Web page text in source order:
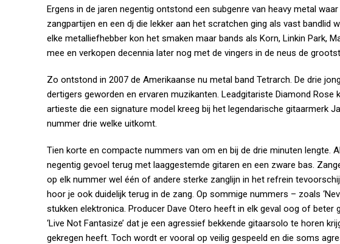
Ergens in de jaren negentig ontstond een subgenre van heavy metal
zangpartijen en een dj die lekker aan het scratchen ging als vast bandlid
elke metalliefhebber kon het smaken maar bands als Korn, Linkin Park,
mee en verkopen decennia later nog met de vingers in de neus de
Zo ontstond in 2007 de Amerikaanse nu metal band Tetrarch. De drie
dertigers geworden en ervaren muzikanten. Leadgitariste Diamond
artieste die een signature model kreeg bij het legendarische gitaarmerk
nummer drie welke uitkomt.
Tien korte en compacte nummers van om en bij de drie minuten lengte.
negentig gevoel terug met laaggestemde gitaren en een zware bas.
op elk nummer wel één of andere sterke zanglijn in het refrein
hoor je ook duidelijk terug in de zang. Op sommige nummers – zoals
stukken elektronica. Producer Dave Otero heeft in elk geval oog of
‘Live Not Fantasize’ dat je een agressief bekkende gitaarsolo te horen
gekregen heeft. Toch wordt er vooral op veilig gespeeld en die soms